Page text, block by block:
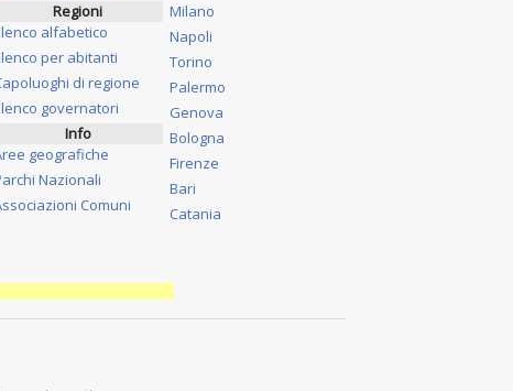
Regioni
alfabetico
per abitanti
di regione
governatori
Info
geografiche
Nazionali
Comuni
Milano
Napoli
Torino
Palermo
Genova
Bologna
Firenze
Bari
Catania